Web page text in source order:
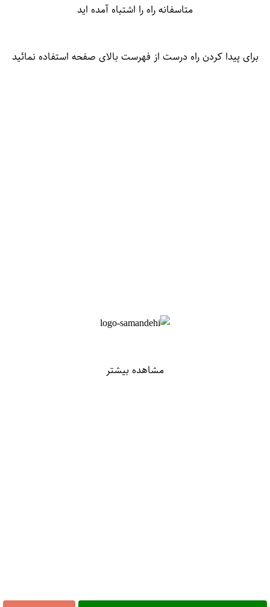
متاسفانه راه را اشتباه آمده اید
برای پیدا کردن راه درست از فهرست بالای صفحه استفاده نمائید
مشاهده بیشتر